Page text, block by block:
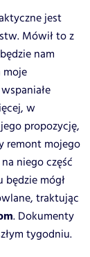
jest
Mówił to z
nam
moje
w
propozycję,
remont mojego
niego część
mógł
traktując
. Dokumenty
tygodniu.